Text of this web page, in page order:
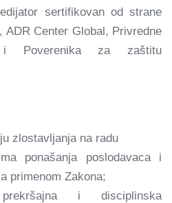
sertifikovan od strane
ADR Center Global, Privredne
Poverenika za zaštitu
zlostavljanja na radu
ponašanja poslodavaca i
primenom Zakona;
prekršajna i disciplinska